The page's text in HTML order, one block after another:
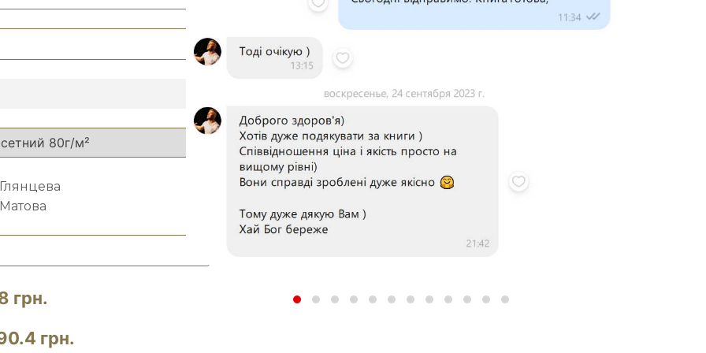
Глянцева
Матова
грн.
грн.